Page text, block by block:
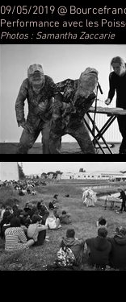
09/05/2019 @
Performance avec les
Photos : Samantha Zaccarie